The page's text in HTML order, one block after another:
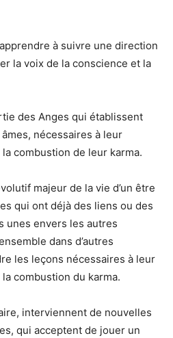
à suivre une direction
la voix de la conscience et la
des Anges qui établissent
nécessaires à leur
combustion de leur karma.
majeur de la vie d’un être
qui ont déjà des liens ou des
unes envers les autres
dans d’autres
les leçons nécessaires à leur
combustion du karma.
interviennent de nouvelles
qui acceptent de jouer un